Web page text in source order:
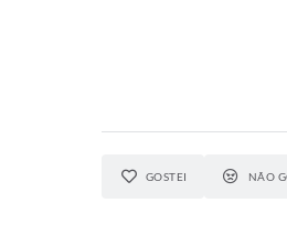
GOSTEI NÃO